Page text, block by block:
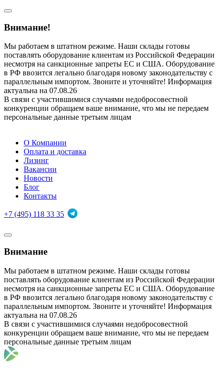
Внимание!
Мы работаем в штатном режиме. Наши склады готовы
поставлять оборудование клиентам из Российской Федерации
несмотря на санкционные запреты ЕС и США. Оборудование
в РФ ввозится легально благодаря новому законодательству с
параллельным импортом. Звоните и уточняйте! Информация
актуальна на 07.08.26
В связи с участившимися случаями недобросовестной
конкуренции обращаем ваше внимание, что мы не передаем
персональные данные третьим лицам
О Компании
Оплата и доставка
Лизинг
Вакансии
Новости
Блог
Контакты
+7 (495) 118 33 35
Внимание
Мы работаем в штатном режиме. Наши склады готовы
поставлять оборудование клиентам из Российской Федерации
несмотря на санкционные запреты ЕС и США. Оборудование
в РФ ввозится легально благодаря новому законодательству с
параллельным импортом. Звоните и уточняйте! Информация
актуальна на 07.08.26
В связи с участившимися случаями недобросовестной
конкуренции обращаем ваше внимание, что мы не передаем
персональные данные третьим лицам